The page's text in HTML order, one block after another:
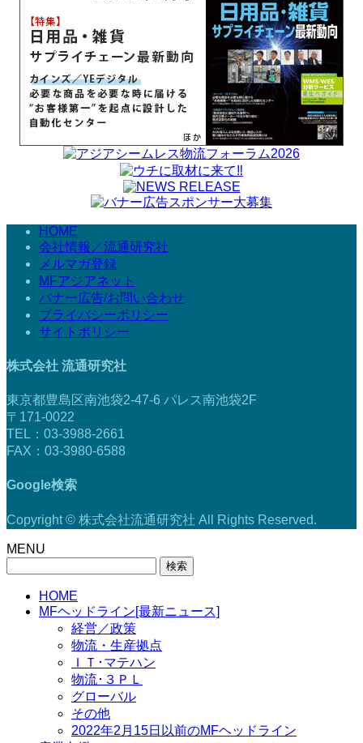
HOME
会社情報／流通研究社
メルマガ登録
MFアジアネット
バナー広告/お問い合わせ
プライバシーポリシー
サイトポリシー
株式会社 流通研究社
東京都豊島区南池袋2-47-6 パレス南池袋2F
〒171-0022
TEL：03-3988-2661
FAX：03-3980-6588
Google検索
Copyright © 株式会社流通研究社 All Rights Reserved.
MENU
HOME
MFヘッドライン[最新ニュース]
経営／政策
物流・生産拠点
ＩＴ･マテハン
物流･３ＰＬ
グローバル
その他
2022年2月15日以前のMFヘッドライン